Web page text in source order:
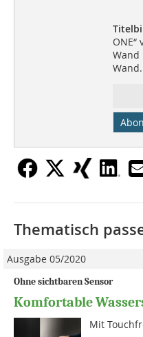
Wand
Wand.
Thematisch
Ausgabe 05/2020
Ohne sichtbaren Sensor
Komfortable
Mit